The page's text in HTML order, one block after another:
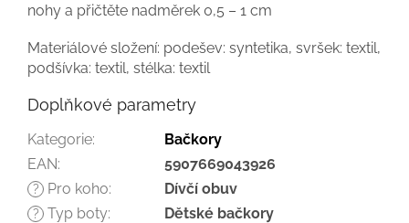
nohy a přičtěte nadměrek 0,5 – 1 cm
Materiálové složení: podešev: syntetika, svršek: textil,
podšívka: textil, stélka: textil
Doplňkové parametry
Kategorie:
Bačkory
EAN: 5907669043926
? Pro koho: Dívčí obuv
? Typ boty: Dětské bačkory